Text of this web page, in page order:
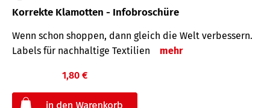
Korrekte Klamotten - Infobroschüre
Wenn schon shoppen, dann gleich die Welt verbessern.
Labels für nachhaltige Textilien
mehr
1,80 €